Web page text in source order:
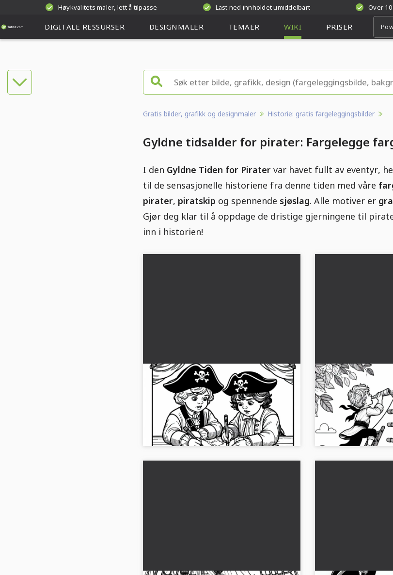
Høykvalitets maler, lett å tilpasse Last ned innholdet umiddelbart Over
DIGITALE RESSURSER DESIGNMALER TEMAER WIKI PRISER
Gratis bilder, grafikk og designmaler Historie: gratis fargeleggingsbilder
Gyldne tidsalder for pirater: Fargelegge
I den Gyldne Tiden for Pirater var havet fullt av eventyr,
til de sensasjonelle historiene fra denne tiden med våre
pirater, piratskip og spennende sjøslag. Alle motiver er
Gjør deg klar til å oppdage de dristige gjerningene til
inn i historien!
To barn tegner et skattekart på
papir - Fargeleggbilde av pirater
gratis
Barna tegner et skattekart for små pirater. Last
ned det gratis fargeleggingsbildet nå og
oppdag eventyrene!...
Barn klatrer på
Malebilde for
Opplev et spennende
et barn på et lekskib.
fargelegg det online!...